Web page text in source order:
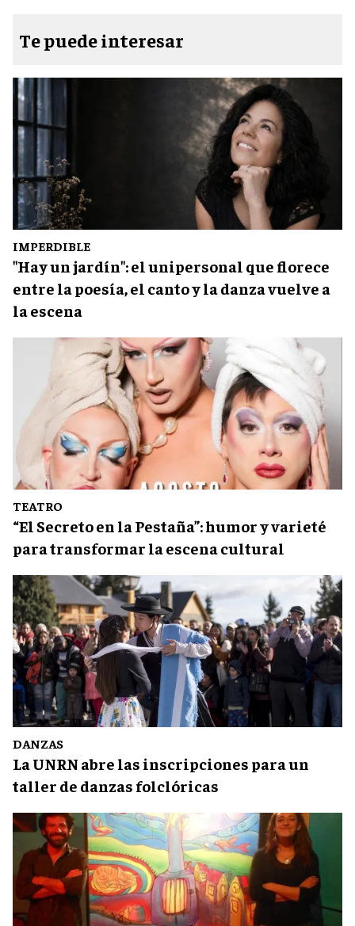
Te puede interesar
IMPERDIBLE
"Hay un jardín": el unipersonal que florece
entre la poesía, el canto y la danza vuelve a
la escena
TEATRO
“El Secreto en la Pestaña”: humor y varieté
para transformar la escena cultural
DANZAS
La UNRN abre las inscripciones para un
taller de danzas folclóricas